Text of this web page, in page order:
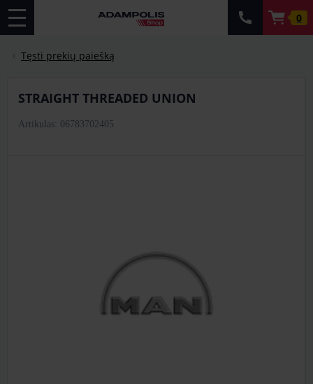
0
Tęsti prekių paiešką
STRAIGHT THREADED UNION
Artikulas: 06783702405